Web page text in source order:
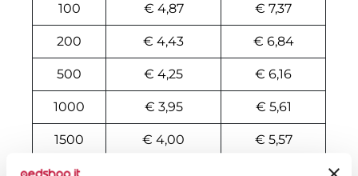
100 € 4,87 € 7,37
200 € 4,43 € 6,84
500 € 4,25 € 6,16
1000 € 3,95 € 5,61
1500 € 4,00 € 5,57
2000